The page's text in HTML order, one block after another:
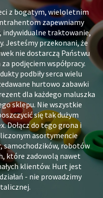
z bogatym, wieloletnim
zapewniamy
indywidualne traktowanie,
Jesteśmy przekonani, że
nie dostarczą Państwu
podjęciem współpracy.
podbiły serca wielu
hurtowo zabawki
dla każdego maluszka
sklepu. Nie wszystkie
się tak dużym
Dołącz do tego grona i
asortymencie
samochodzików, robotów
które zadowolą nawet
klientów. Hurt jest
- nie prowadzimy